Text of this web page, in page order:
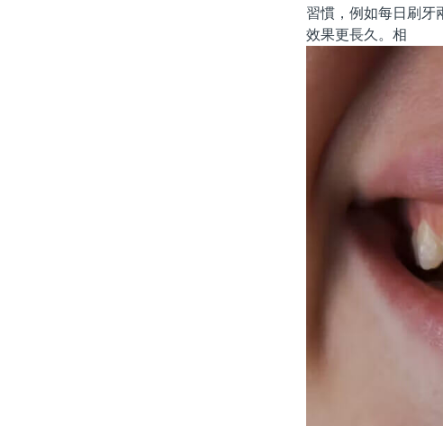
習慣，例如每日刷牙
效果更長久。相